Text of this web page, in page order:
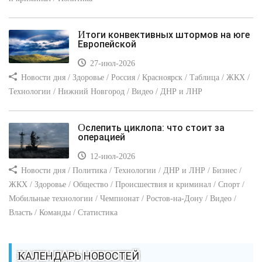
Итоги конвективных штормов на юге
Европейской
27-июл-2026
Новости дня / Здоровье / Россия / Красноярск / Таблица / ЖКХ /
Технологии / Нижний Новгород / Видео / ДНР и ЛНР
Ослепить циклопа: что стоит за
операцией
12-июл-2026
Новости дня / Политика / Технологии / ДНР и ЛНР / Бизнес /
ЖКХ / Здоровье / Общество / Происшествия и криминал / Спорт /
Мобильные технологии / Чемпионат / Ростов-на-Дону / Видео /
Власть / Команды / Статистика
КАЛЕНДАРЬ НОВОСТЕЙ